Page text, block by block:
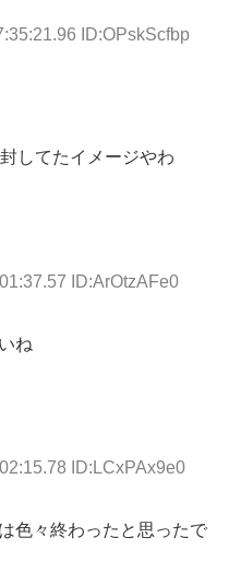
ID:OPskScfbp
してたイメージやわ
ID:ArOtzAFe0
ね
ID:LCxPAx9e0
色々終わったと思ったで